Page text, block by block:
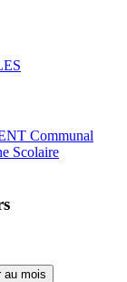
Communal
Scolaire
au mois